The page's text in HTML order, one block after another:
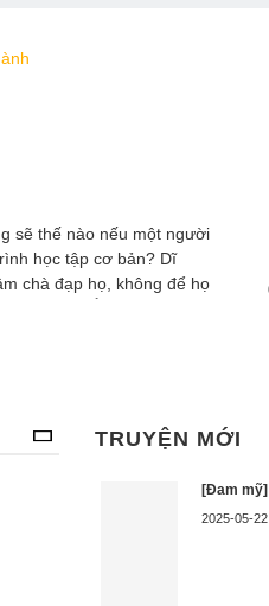
sẽ thế nào nếu một người
học tập cơ bản? Dĩ
chà đạp họ, không để họ
rủa. Mình cảm ơn!
TRUYỆN MỚI
[Đam
2025-05-